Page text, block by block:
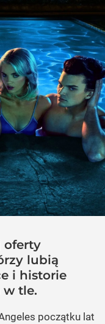
oferty
lubią
i historie
tle.
początku lat